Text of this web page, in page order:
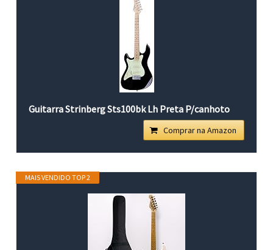
Guitarra Strinberg Sts100bk Lh Preta P/canhoto
Comprar na Amazon
MAIS VENDIDO TOP 2